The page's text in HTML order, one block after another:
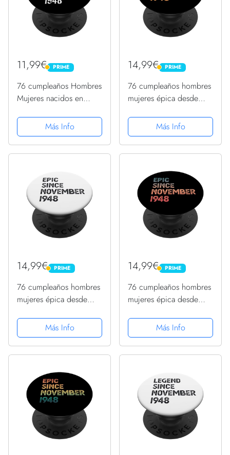
11,99€ PRIME
PRIME
76 cumpleaños Hombres
Mujeres nacidos en
PopSockets PopGrip
Intercambiable
Más Info
14,99€ PRIME
PRIME
76 cumpleaños hombres
mujeres épica desde
PopSockets PopGrip
Adhesivo
Más Info
14,99€ PRIME
PRIME
76 cumpleaños hombres
mujeres épica desde
PopSockets PopGrip
Adhesivo
Más Info
14,99€ PRIME
PRIME
76 cumpleaños hombres
mujeres épica desde
PopSockets PopGrip
Adhesivo
Más Info